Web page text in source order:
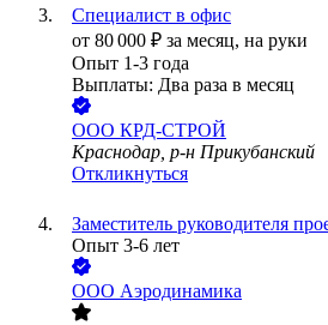
Специалист в офис
от 80 000 ₽ за месяц, на руки
Опыт 1-3 года
Выплаты: Два раза в месяц
ООО КРД-СТРОЙ
Краснодар, р-н Прикубанский
Откликнуться
Заместитель руководителя
Опыт 3-6 лет
ООО Аэродинамика